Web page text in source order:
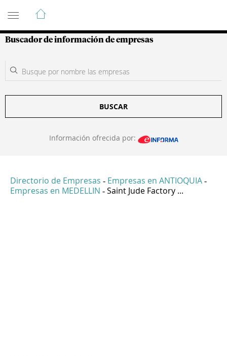
Guía de Empresas Colombianas
Buscador de información de empresas
BUSCAR
Información ofrecida por:
Directorio de Empresas - Empresas en ANTIOQUIA -
Empresas en MEDELLIN - Saint Jude Factory ...